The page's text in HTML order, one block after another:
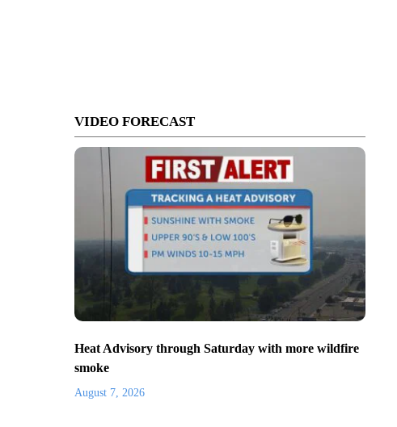
VIDEO FORECAST
Heat Advisory through Saturday with more wildfire
smoke
August 7, 2026